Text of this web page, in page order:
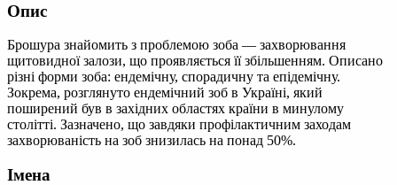
Опис
Брошура знайомить з проблемою зоба — захворювання
щитовидної залози, що проявляється її збільшенням. Описано
різні форми зоба: ендемічну, спорадичну та епідемічну.
Зокрема, розглянуто ендемічний зоб в Україні, який
поширений був в західних областях країни в минулому
столітті. Зазначено, що завдяки профілактичним заходам
захворюваність на зоб знизилась на понад 50%.
Імена